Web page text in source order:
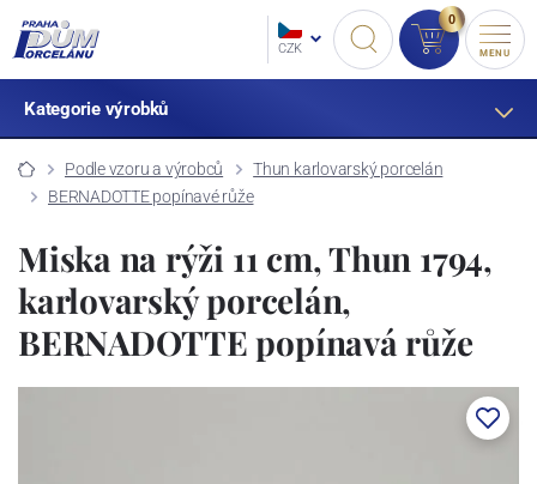
CZK
0
MENU
Kategorie výrobků
Podle vzoru a výrobců
Thun karlovarský porcelán
BERNADOTTE popínavé růže
Miska na rýži 11 cm, Thun 1794,
karlovarský porcelán,
BERNADOTTE popínavá růže